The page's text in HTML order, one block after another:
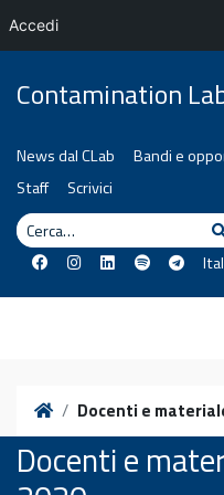
Contamination
News dal CLab Bandi e
Staff
Scrivici
Cerca
HomeDocenti e
Docenti e
Accedi